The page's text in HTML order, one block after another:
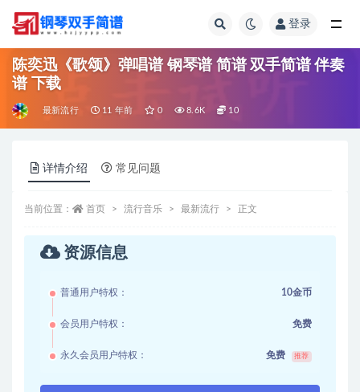
登录
陈奕迅《歌颂》弹唱谱 钢琴谱 简谱 双手简谱 伴奏
谱 下载
最新流行 11 年前 0 8.6K 10
详情介绍 常见问题
当前位置： 首页 流行音乐 最新流行 正文
资源信息
普通用户特权： 10金币
会员用户特权： 免费
永久会员用户特权： 免费 推荐